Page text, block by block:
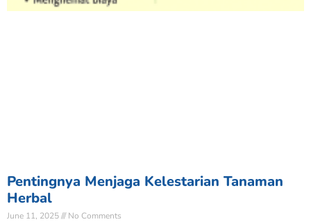
Pentingnya Menjaga Kelestarian Tanaman
Herbal
June 11, 2025 No Comments